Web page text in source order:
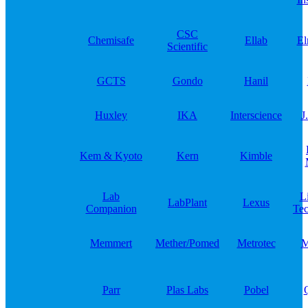
Chemisafe
CSC
Scientific
Ellab
GCTS Gondo Hanil
Huxley IKA Interscience
Kem & Kyoto Kern Kimble
Lab
Companion
LabPlant Lexus
Memmert Mether/Pomed Metrotec
Parr Plas Labs Pobel